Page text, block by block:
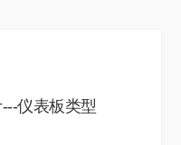
仪表板类型